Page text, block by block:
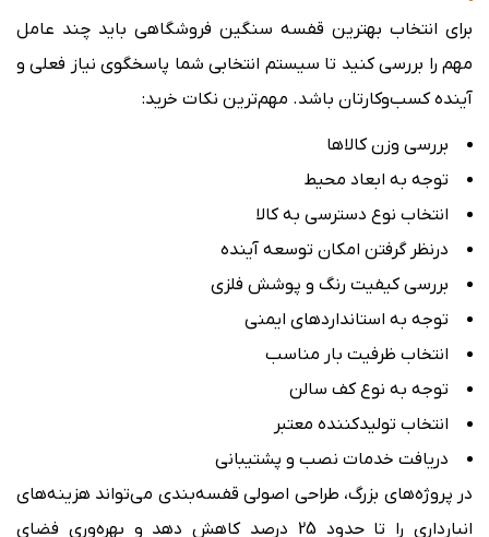
برای انتخاب بهترین قفسه سنگین فروشگاهی باید چند عامل
مهم را بررسی کنید تا سیستم انتخابی شما پاسخگوی نیاز فعلی و
آینده کسب‌وکارتان باشد. مهم‌ترین نکات خرید:
بررسی وزن کالاها
توجه به ابعاد محیط
انتخاب نوع دسترسی به کالا
درنظر گرفتن امکان توسعه آینده
بررسی کیفیت رنگ و پوشش فلزی
توجه به استانداردهای ایمنی
انتخاب ظرفیت بار مناسب
توجه به نوع کف سالن
انتخاب تولیدکننده معتبر
دریافت خدمات نصب و پشتیبانی
در پروژه‌های بزرگ، طراحی اصولی قفسه‌بندی می‌تواند هزینه‌های
انبارداری را تا حدود 25 درصد کاهش دهد و بهره‌وری فضای